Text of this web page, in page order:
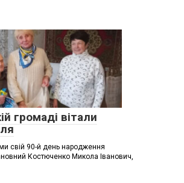
громаді вітали
свій 90-й день народження
Костюченко Микола Іванович,